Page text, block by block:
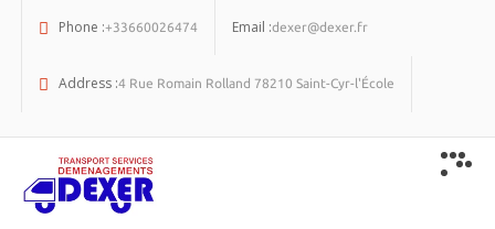
Phone :+33660026474 Email :dexer@dexer.fr
Address :4 Rue Romain Rolland 78210 Saint-Cyr-l'École
Pourquoi opter pour un garde-